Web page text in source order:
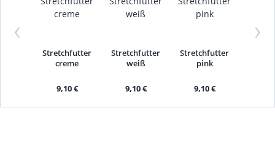
‹
Stretchfutter
creme
9,10 €
Stretchfutter
weiß
9,10 €
Stretchfutter
pink
9,10 €
›